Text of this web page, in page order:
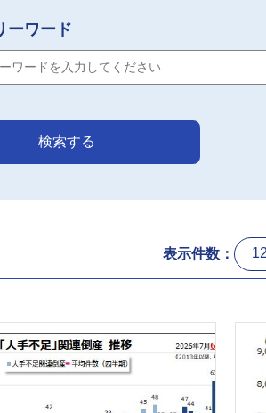
ーワード
検索する
表示件数：